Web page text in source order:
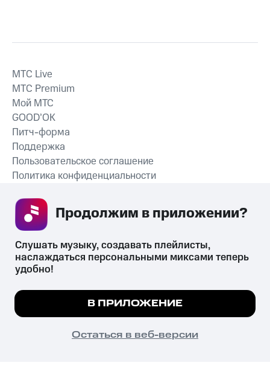
СКАЧАТЬ ПРИЛОЖЕНИЕ
MTС Live
MTС Premium
Мой МТС
GOOD’OK
Питч-форма
Поддержка
Пользовательское соглашение
Политика конфиденциальности
психотропных веществ, их аналогов причиняет вред здоровью,
их незаконный оборот запрещён и влечёт установленную
законодательством ответственность.
© 2026 ООО «КИОН».
Все права защищены
Мы используем куки, чтобы на сайте все
Подробнее
ПОНЯТНО
Слушать музыку, создавать плейлисты,
наслаждаться персональными миксами теперь
удобно!
В ПРИЛОЖЕНИЕ
Остаться в веб-версии